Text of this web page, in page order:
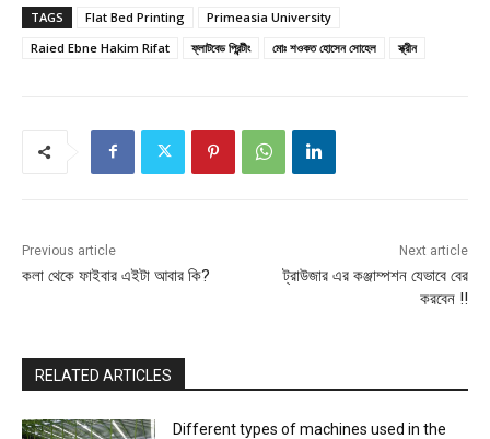
TAGS Flat Bed Printing
Primeasia University
Raied Ebne Hakim Rifat
ফ্লাটবেড প্রিন্টীং মোঃ শওকত হোসেন সোহেল স্ক্রীন
Previous article
কলা থেকে ফাইবার এইটা আবার কি?
Next article
ট্রাউজার এর কঞ্জাম্পশন যেভাবে বের
করবেন !!
RELATED ARTICLES
Different types of machines used in the